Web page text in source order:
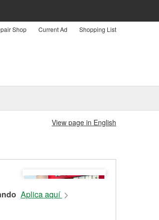
Shop Current Ad Shopping List
View page in English
Aplica aquí